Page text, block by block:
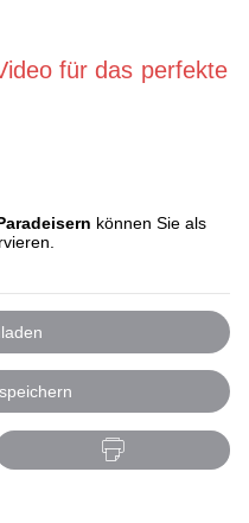
für das perfekte
können Sie als